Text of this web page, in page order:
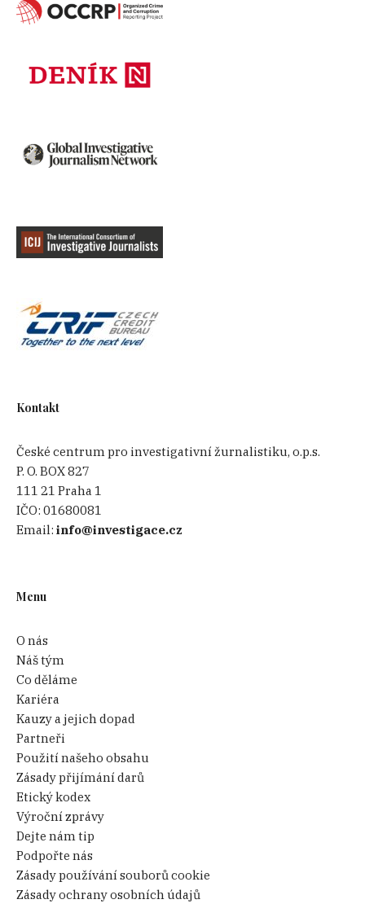
Kontakt
České centrum pro investigativní žurnalistiku, o.p.s.
P. O. BOX 827
111 21 Praha 1
IČO:01680081
Email:info@investigace.cz
Menu
O nás
Náš tým
Co děláme
Kariéra
Kauzy a jejich dopad
Partneři
Použití našeho obsahu
Zásady přijímání darů
Etický kodex
Výroční zprávy
Dejte nám tip
Podpořte nás
Zásady používání souborů cookie
Zásady ochrany osobních údajů